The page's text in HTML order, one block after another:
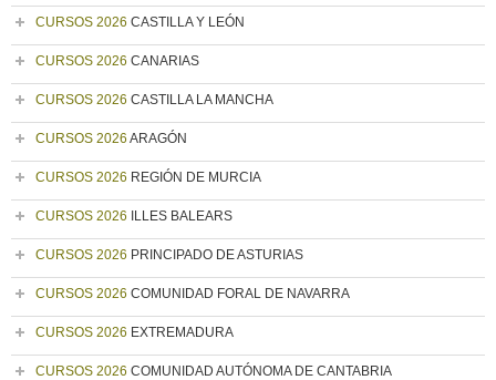
CURSOS 2026 CASTILLA Y LEÓN
CURSOS 2026 CANARIAS
CURSOS 2026 CASTILLA LA MANCHA
CURSOS 2026 ARAGÓN
CURSOS 2026 REGIÓN DE MURCIA
CURSOS 2026 ILLES BALEARS
CURSOS 2026 PRINCIPADO DE ASTURIAS
CURSOS 2026 COMUNIDAD FORAL DE NAVARRA
CURSOS 2026 EXTREMADURA
CURSOS 2026 COMUNIDAD AUTÓNOMA DE CANTABRIA